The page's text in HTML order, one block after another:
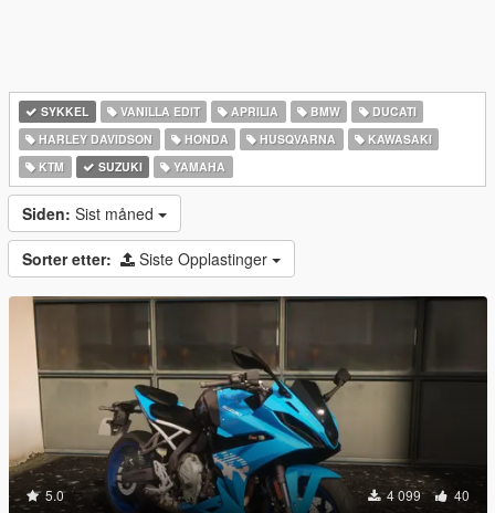
SYKKEL VANILLA EDIT APRILIA BMW
DUCATI
HARLEY DAVIDSON
HONDA HUSQVARNA
KAWASAKI
KTM
SUZUKI YAMAHA
Siden: Sist måned
Sorter etter: Siste Opplastinger
5.0 4 099 40